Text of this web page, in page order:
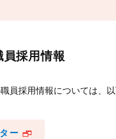
採用情報
員採用情報については、
ー